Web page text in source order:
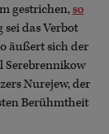
gestrichen,so
das Verbot
äußert sich der
Nurejew, der
Berühmtheit